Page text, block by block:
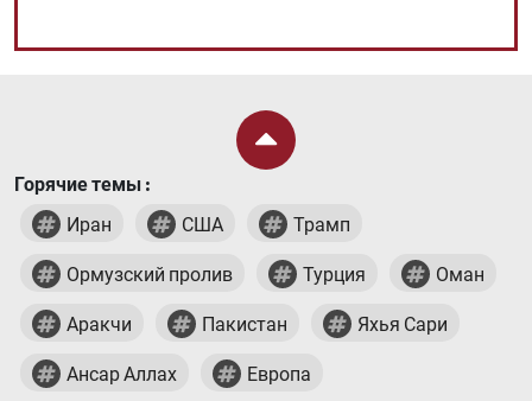
Горячие темы :
Иран
США Трамп
Ормузский пролив Турция Оман
Аракчи Пакистан Яхья Сари
Ансар Аллах Европа